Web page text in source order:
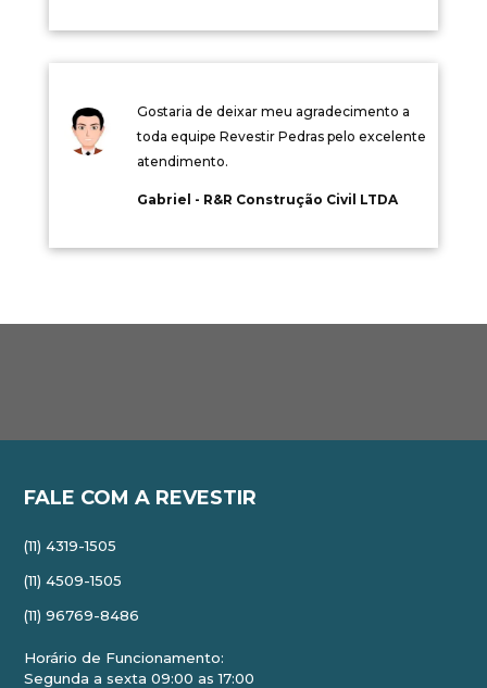
Gostaria de deixar meu agradecimento a
toda equipe Revestir Pedras pelo excelente
atendimento.
Gabriel - R&R Construção Civil LTDA
FALE COM A REVESTIR
(11) 4319-1505
(11) 4509-1505
(11) 96769-8486
Horário de Funcionamento:
Segunda a sexta 09:00 as 17:00